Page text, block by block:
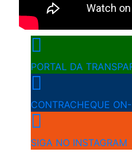
PORTAL DA
CONTRACHEQUE
SIGA NO INSTAGRAM